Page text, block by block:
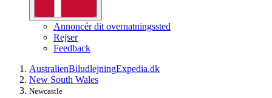
Annoncér dit overnatningssted
Rejser
Feedback
AustralienBiludlejningExpedia.dk
New South Wales
Newcastle